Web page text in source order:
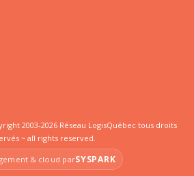
2003-2026 Réseau LogisQuébec tous droits
~ all rights reserved.
& cloud parSYSPARK